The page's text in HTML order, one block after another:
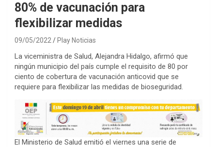
80% de vacunación para
flexibilizar medidas
09/05/2022 Play Noticias
La viceministra de Salud, Alejandra Hidalgo, afirmó que
ningún municipio del país cumple el requisito de 80 por
ciento de cobertura de vacunación anticovid que se
requiere para flexibilizar las medidas de bioseguridad.
El Ministerio de Salud emitió el viernes una serie de